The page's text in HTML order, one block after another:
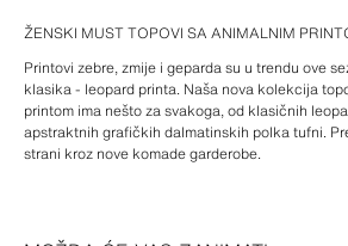
ŽENSKI MUST TOPOVI SA ANIMALNIM
Printovi zebre, zmije i geparda su u trendu ove
klasika - leopard printa. Naša nova kolekcija
printom ima nešto za svakoga, od klasičnih
apstraktnih grafičkih dalmatinskih polka tufni.
strani kroz nove komade garderobe.